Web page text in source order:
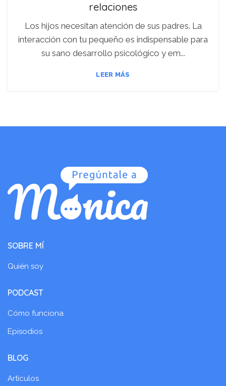
relaciones
Los hijos necesitan atención de sus padres. La
interacción con tu pequeño es indispensable para
su sano desarrollo psicológico y em...
LEER MÁS
SOBRE MÍ
Quién soy
PODCAST
Cómo funciona
Episodios
BLOG
Artículos